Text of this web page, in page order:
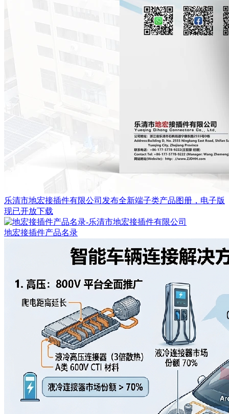
乐清市地宏接插件有限公司发布全新端子类产品图册，电子版
现已开放下载
地宏接插件产品名录